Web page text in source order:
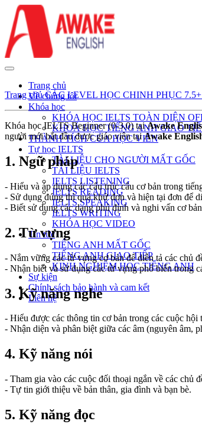
Trang chủ
Về chúng tôi
Khóa học
KHÓA HỌC IELTS TOÀN DIỆN
KHOÁ HỌC TIẾNG ANH GIAO
THÀNH TÍCH CỦA HỌC VIÊN
Tự học IELTS
TÀI LIỆU CHO NGƯỜI MẤT GỐC
TÀI LIỆU IELTS
IELTS LISTENING
IELTS READING
IELTS SPEAKING
IELTS WRITING
KHÓA HỌC VIDEO
Tin tức
TIẾNG ANH MẤT GỐC
TIẾNG ANH GIAO TIẾP
KINH NGHIỆM HỌC TIẾNG ANH
Sự kiện
Chính sách bảo hành và cam kết
Liên hệ
Trang chủ CÁC LEVEL HỌC CHINH PHỤC
Khóa học IELTS Beginner (0-3.0) tạiAwake
người mới bắt đầu được giáo viên tạiAwake
1. Ngữ pháp
- Hiểu và áp dụng các cấu trúc câu cơ bản trong
- Sử dụng đúng thì quá khứ đơn và hiện tại đơn để
- Biết sử dụng các dạng phủ định và nghi vấn cơ
2. Từ vựng
- Nắm vững các từ vựng cơ bản để diễn tả các chủ
- Nhận biết và sử dụng các từ vựng phổ biến trong
3. Kỹ năng nghe
- Hiểu được các thông tin cơ bản trong các cuộc hội
- Nhận diện và phân biệt giữa các âm (nguyên âm,
4. Kỹ năng nói
- Tham gia vào các cuộc đối thoại ngắn về các chủ
- Tự tin giới thiệu về bản thân, gia đình và bạn bè.
5. Kỹ năng đọc